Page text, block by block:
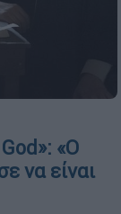
«Ο
να είναι